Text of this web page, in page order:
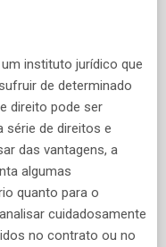
instituto jurídico que
de determinado
direito pode ser
série de direitos e
das vantagens, a
algumas
quanto para o
cuidadosamente
no contrato ou no